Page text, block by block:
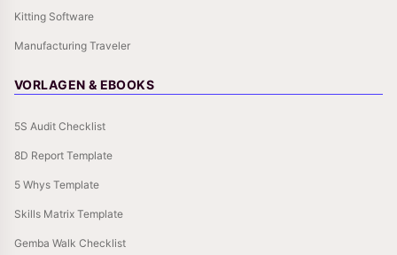
Kitting Software
Manufacturing Traveler
VORLAGEN & EBOOKS
5S Audit Checklist
8D Report Template
5 Whys Template
Skills Matrix Template
Gemba Walk Checklist